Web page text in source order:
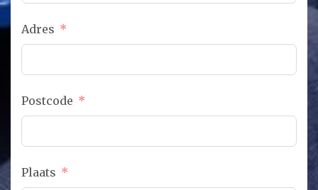
Adres
Postcode
Plaats